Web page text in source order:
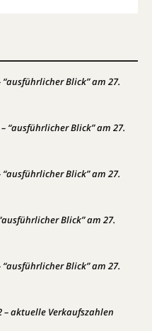
Blick” am 27.
“ausführlicher Blick” am 27.
Blick” am 27.
Blick” am 27.
Blick” am 27.
– aktuelle Verkaufszahlen